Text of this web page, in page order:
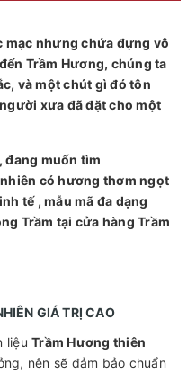
mạc nhưng chứa đựng vô
Trầm Hương, chúng ta
và một chút gì đó tôn
xưa đã đặt cho một
đang muốn tìm
có hương thơm ngọt
tế , mẫu mã đa dạng
Trầm tại cửa hàng Trầm
GIÁ TRỊ CAO
liệu Trầm Hương thiên
nên sẽ đảm bảo chuẩn